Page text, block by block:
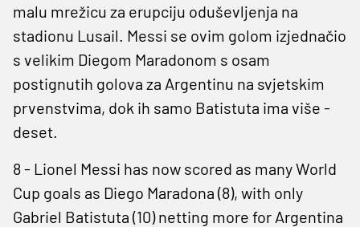
malu mrežicu za erupciju oduševljenja na
stadionu Lusail. Messi se ovim golom izjednačio
s velikim Diegom Maradonom s osam
postignutih golova za Argentinu na svjetskim
prvenstvima, dok ih samo Batistuta ima više -
deset.
8 - Lionel Messi has now scored as many World
Cup goals as Diego Maradona (8), with only
Gabriel Batistuta (10) netting more for Argentina